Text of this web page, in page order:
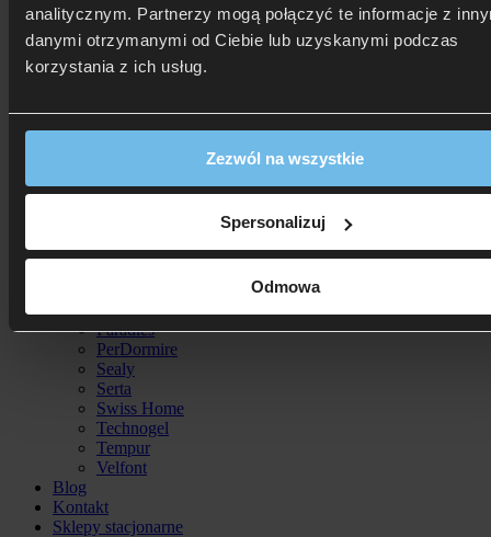
analitycznym. Partnerzy mogą połączyć te informacje z
danymi otrzymanymi od Ciebie lub uzyskanymi podczas
korzystania z ich usług.
Zezwól na wszystkie
Spersonalizuj
Odmowa
Dreamy
Estella
GOMARCO
Hilding
Italcomfort
KaribianDescanso
La Z Boy
M&K Foam Koło
Materasso
Paradies
PerDormire
Sealy
Serta
Swiss Home
Technogel
Tempur
Velfont
Blog
Kontakt
Sklepy stacjonarne